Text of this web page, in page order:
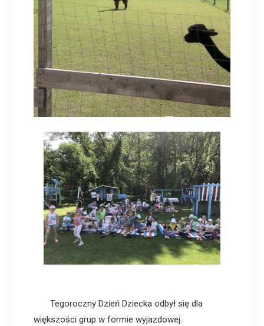
Tegoroczny Dzień Dziecka odbył się dla
większości grup w formie wyjazdowej.